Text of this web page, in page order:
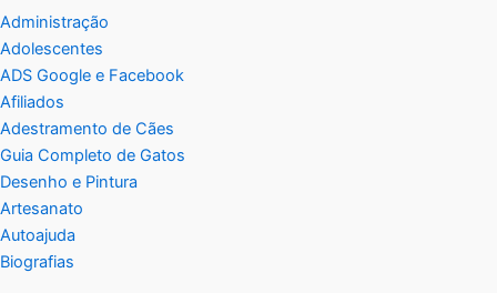
Administração
Adolescentes
ADS Google e Facebook
Afiliados
Adestramento de Cães
Guia Completo de Gatos
Desenho e Pintura
Artesanato
Autoajuda
Biografias